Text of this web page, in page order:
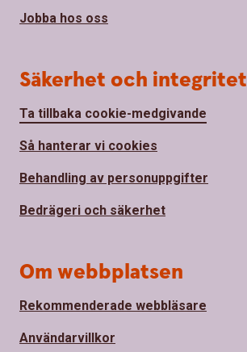
Jobba hos oss
Säkerhet och integritet
Ta tillbaka cookie-medgivande
Så hanterar vi cookies
Behandling av personuppgifter
Bedrägeri och säkerhet
Om webbplatsen
Rekommenderade webbläsare
Användarvillkor